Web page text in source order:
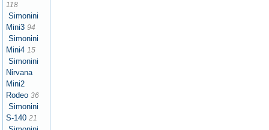
118
Simonini
Mini3 94
Simonini
Mini4 15
Simonini
Nirvana
Mini2
Rodeo 36
Simonini
S-140 21